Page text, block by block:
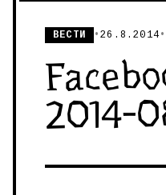
ВЕСТИ •26.8.2014 •
2014-